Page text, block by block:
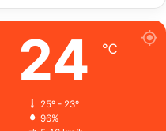
24 ℃
25º - 23º
96%